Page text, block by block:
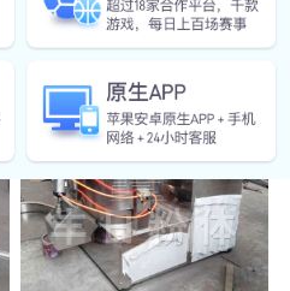
DSH系列锥形双螺杆螺旋混合机
特点：● 可加装飞刀，喷淋雾化装配，
气动两种方式。 ● 特殊物料可加大电机
功率（加重型）。应用： 应用于化
工、医药、农药、染料、···